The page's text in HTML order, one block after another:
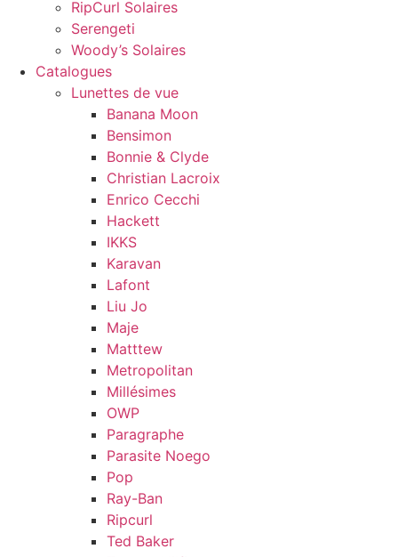
RipCurl Solaires
Serengeti
Woody’s Solaires
Catalogues
Lunettes de vue
Banana Moon
Bensimon
Bonnie & Clyde
Christian Lacroix
Enrico Cecchi
Hackett
IKKS
Karavan
Lafont
Liu Jo
Maje
Matttew
Metropolitan
Millésimes
OWP
Paragraphe
Parasite Noego
Pop
Ray-Ban
Ripcurl
Ted Baker